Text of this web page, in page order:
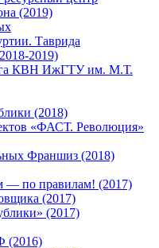
(2019)
Таврида
2019)
КВН ИжГТУ им. М.Т.
(2018)
«ФАСТ. Революция»
Франшиз (2018)
— по правилам! (2017)
(2017)
(2017)
(2016)